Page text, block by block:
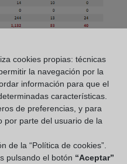
tienen como
el Comercio, el
el 14,7% la Industria
el 47,9% del
tiene menos de
cookies propias: técnicas
la navegación por la
información para que el
características.
de preferencias, y para
por parte del usuario de la
de la “Política de cookies”.
pulsando el botón “Aceptar”